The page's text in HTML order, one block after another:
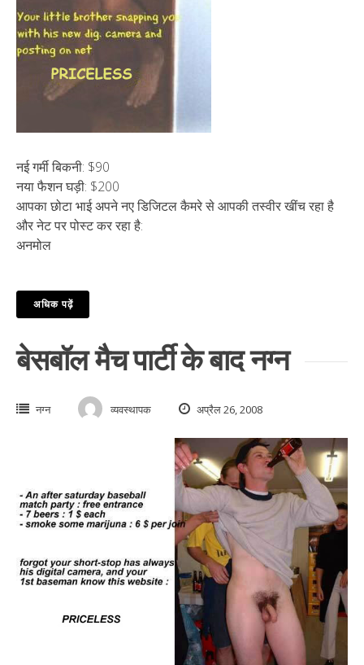
नई गर्मी बिकनी: $90
नया फैशन घड़ी: $200
आपका छोटा भाई अपने नए डिजिटल कैमरे से आपकी तस्वीर खींच रहा है
और नेट पर पोस्ट कर रहा है:
अनमोल
अधिक पढ़ें
बेसबॉल मैच पार्टी के बाद नग्न
नग्न व्यवस्थापक अप्रैल 26, 2008